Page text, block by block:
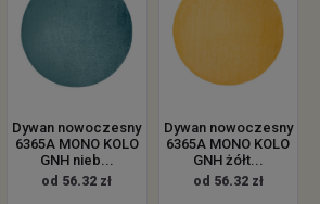
Dywan nowoczesny
6365A MONO KOLO
GNH nieb...
od 56.32 zł
Dywan nowoczesny
6365A MONO KOLO
GNH żółt...
od 56.32 zł